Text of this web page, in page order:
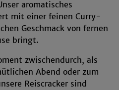
aromatisches
mit einer feinen Curry-
Geschmack von fernen
bringt.
zwischendurch, als
Abend oder zum
Reiscracker sind
In unseren
sowie in unserem
weitere entsprechende